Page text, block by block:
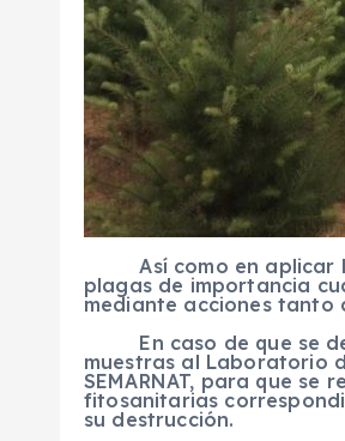
Así como en aplicar
plagas de importancia
mediante acciones tanto
En caso de que se
muestras al Laboratorio
SEMARNAT, para que
fitosanitarias
su destrucción.